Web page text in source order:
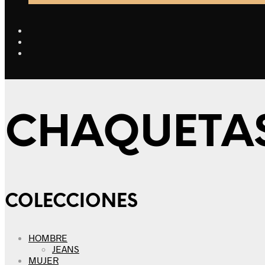
COLECCIONES
HOMBRE
JEANS
MUJER